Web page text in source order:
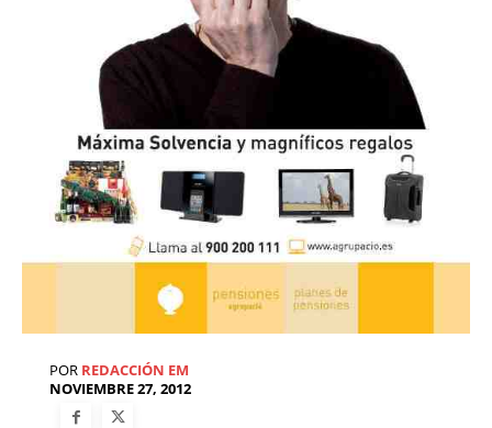
POR REDACCIÓN EM
NOVIEMBRE 27, 2012